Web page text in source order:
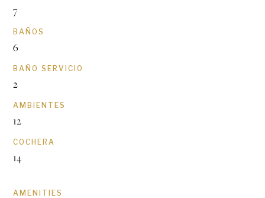
7
BAÑOS
6
BAÑO SERVICIO
2
AMBIENTES
12
COCHERA
14
AMENITIES